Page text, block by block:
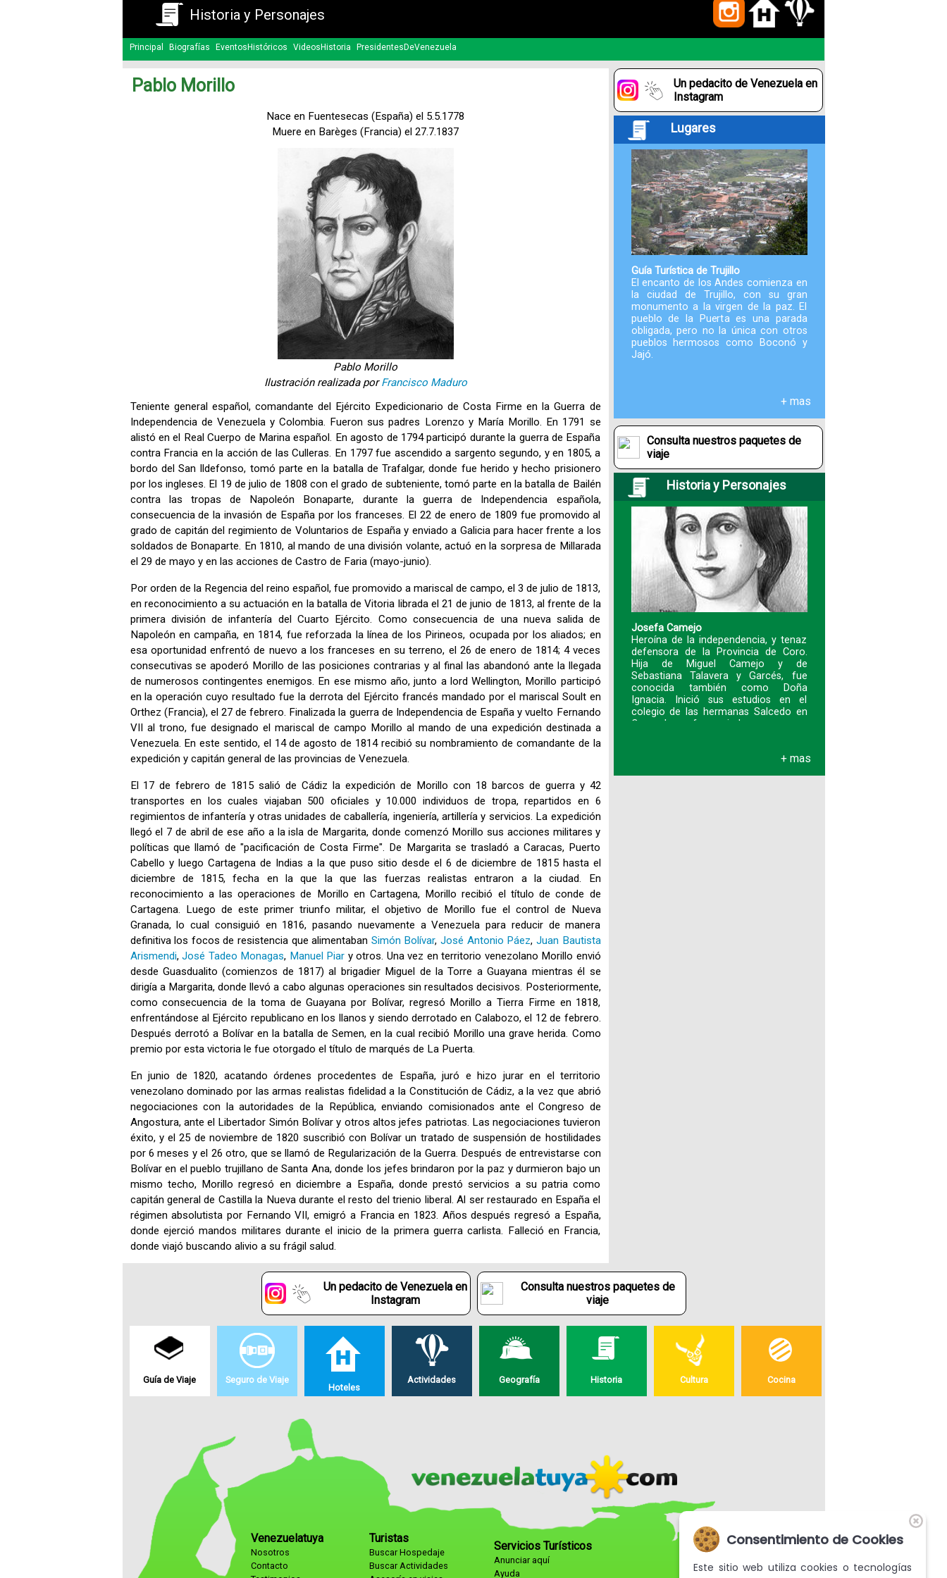
Historia y Personajes
Principal Biografías EventosHistóricos VideosHistoria PresidentesDeVenezuela
Pablo Morillo
Nace en Fuentesecas (España) el 5.5.1778
Muere en Barèges (Francia) el 27.7.1837
Pablo Morillo
Ilustración realizada porFrancisco Maduro
Teniente general español, comandante del Ejército Expedicionario de Costa Firme en la Guerra de
Independencia de Venezuela y Colombia. Fueron sus padres Lorenzo y María Morillo. En 1791 se
alistó en el Real Cuerpo de Marina español. En agosto de 1794 participó durante la guerra de España
contra Francia en la acción de las Culleras. En 1797 fue ascendido a sargento segundo, y en 1805, a
bordo del San Ildefonso, tomó parte en la batalla de Trafalgar, donde fue herido y hecho prisionero
por los ingleses. El 19 de julio de 1808 con el grado de subteniente, tomó parte en la batalla de Bailén
contra las tropas de Napoleón Bonaparte, durante la guerra de Independencia española,
consecuencia de la invasión de España por los franceses. El 22 de enero de 1809 fue promovido al
grado de capitán del regimiento de Voluntarios de España y enviado a Galicia para hacer frente a los
soldados de Bonaparte. En 1810, al mando de una división volante, actuó en la sorpresa de Millarada
el 29 de mayo y en las acciones de Castro de Faria (mayo-junio).
Por orden de la Regencia del reino español, fue promovido a mariscal de campo, el 3 de julio de 1813,
en reconocimiento a su actuación en la batalla de Vitoria librada el 21 de junio de 1813, al frente de la
primera división de infantería del Cuarto Ejército. Como consecuencia de una nueva salida de
Napoleón en campaña, en 1814, fue reforzada la línea de los Pirineos, ocupada por los aliados; en
esa oportunidad enfrentó de nuevo a los franceses en su terreno, el 26 de enero de 1814; 4 veces
consecutivas se apoderó Morillo de las posiciones contrarias y al final las abandonó ante la llegada
de numerosos contingentes enemigos. En ese mismo año, junto a lord Wellington, Morillo participó
en la operación cuyo resultado fue la derrota del Ejército francés mandado por el mariscal Soult en
Orthez (Francia), el 27 de febrero. Finalizada la guerra de Independencia de España y vuelto Fernando
VII al trono, fue designado el mariscal de campo Morillo al mando de una expedición destinada a
Venezuela. En este sentido, el 14 de agosto de 1814 recibió su nombramiento de comandante de la
expedición y capitán general de las provincias de Venezuela.
El 17 de febrero de 1815 salió de Cádiz la expedición de Morillo con 18 barcos de guerra y 42
transportes en los cuales viajaban 500 oficiales y 10.000 individuos de tropa, repartidos en 6
regimientos de infantería y otras unidades de caballería, ingeniería, artillería y servicios. La expedición
llegó el 7 de abril de ese año a la isla de Margarita, donde comenzó Morillo sus acciones militares y
políticas que llamó de "pacificación de Costa Firme". De Margarita se trasladó a Caracas, Puerto
Cabello y luego Cartagena de Indias a la que puso sitio desde el 6 de diciembre de 1815 hasta el
diciembre de 1815, fecha en la que la que las fuerzas realistas entraron a la ciudad. En
reconocimiento a las operaciones de Morillo en Cartagena, Morillo recibió el título de conde de
Cartagena. Luego de este primer triunfo militar, el objetivo de Morillo fue el control de Nueva
Granada, lo cual consiguió en 1816, pasando nuevamente a Venezuela para reducir de manera
definitiva los focos de resistencia que alimentaban Simón Bolívar,José Antonio Páez, Juan Bautista
Arismendi, José Tadeo Monagas, Manuel Piar y otros. Una vez en territorio venezolano Morillo envió
desde Guasdualito (comienzos de 1817) al brigadier Miguel de la Torre a Guayana mientras él se
dirigía a Margarita, donde llevó a cabo algunas operaciones sin resultados decisivos. Posteriormente,
como consecuencia de la toma de Guayana por Bolívar, regresó Morillo a Tierra Firme en 1818,
enfrentándose al Ejército republicano en los llanos y siendo derrotado en Calabozo, el 12 de febrero.
Después derrotó a Bolívar en la batalla de Semen, en la cual recibió Morillo una grave herida. Como
premio por esta victoria le fue otorgado el título de marqués de La Puerta.
En junio de 1820, acatando órdenes procedentes de España, juró e hizo jurar en el territorio
venezolano dominado por las armas realistas fidelidad a la Constitución de Cádiz, a la vez que abrió
negociaciones con la autoridades de la República, enviando comisionados ante el Congreso de
Angostura, ante el Libertador Simón Bolívar y otros altos jefes patriotas. Las negociaciones tuvieron
éxito, y el 25 de noviembre de 1820 suscribió con Bolívar un tratado de suspensión de hostilidades
por 6 meses y el 26 otro, que se llamó de Regularización de la Guerra. Después de entrevistarse con
Bolívar en el pueblo trujillano de Santa Ana, donde los jefes brindaron por la paz y durmieron bajo un
mismo techo, Morillo regresó en diciembre a España, donde prestó servicios a su patria como
capitán general de Castilla la Nueva durante el resto del trienio liberal. Al ser restaurado en España el
régimen absolutista por Fernando VII, emigró a Francia en 1823. Años después regresó a España,
donde ejerció mandos militares durante el inicio de la primera guerra carlista. Falleció en Francia,
donde viajó buscando alivio a su frágil salud.
Un pedacito de Venezuela en
Instagram
Lugares
Guía Turística de Trujillo
El encanto de los Andes comienza en
la ciudad de Trujillo, con su gran
monumento a la virgen de la paz. El
pueblo de la Puerta es una parada
obligada, pero no la única con otros
pueblos hermosos como Boconó y
Jajó.
+ mas
Consulta nuestros paquetes de
viaje
Historia y Personajes
Josefa Camejo
Heroína de la independencia, y tenaz
defensora de la Provincia de Coro.
Hija de Miguel Camejo y de
Sebastiana Talavera y Garcés, fue
conocida también como Doña
Ignacia. Inició sus estudios en el
colegio de las hermanas Salcedo en
Coro y luego fue enviad
+ mas
Un pedacito de Venezuela en
Instagram
Consulta nuestros paquetes de
viaje
Guía de Viaje Seguro de Viaje
Hoteles
Actividades Geografía Historia Cultura Cocina
Venezuelatuya
Nosotros
Contacto
Turistas
Buscar Hospedaje
Buscar Actividades
Servicios Turísticos
Anunciar aquí
Ayuda
Consentimiento de Cookies
Este sitio web utiliza cookies o tecnologías